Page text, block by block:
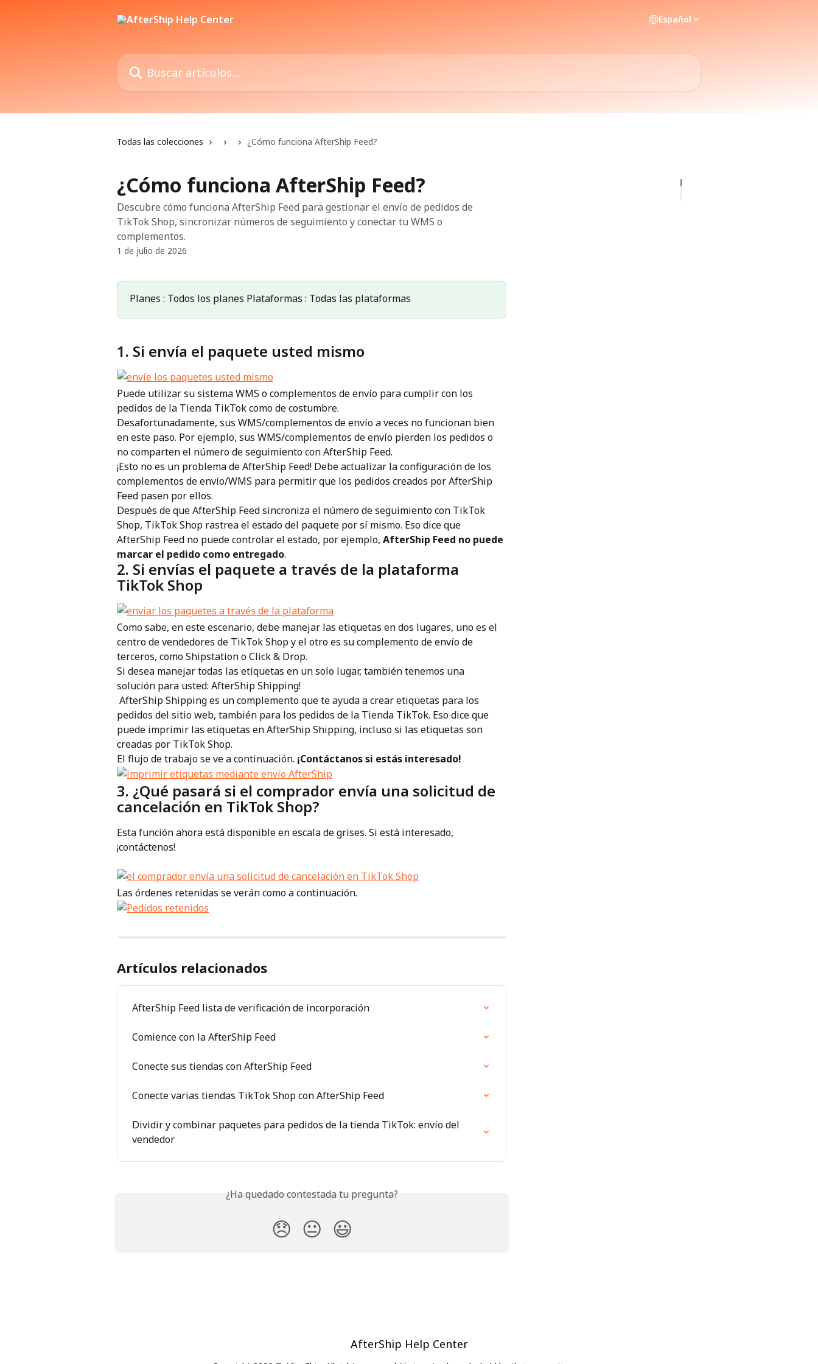
Español
Buscar artículos...
Todas las colecciones ¿Cómo funciona AfterShip Feed?
¿Cómo funciona AfterShip Feed?
Descubre cómo funciona AfterShip Feed para gestionar el envío de pedidos de
TikTok Shop, sincronizar números de seguimiento y conectar tu WMS o
complementos.
1 de julio de 2026
Planes : Todos los planes Plataformas : Todas las plataformas
1. Si envía el paquete usted mismo
Puede utilizar su sistema WMS o complementos de envío para cumplir con los
pedidos de la Tienda TikTok como de costumbre.
Desafortunadamente, sus WMS/complementos de envío a veces no funcionan bien
en este paso. Por ejemplo, sus WMS/complementos de envío pierden los pedidos o
no comparten el número de seguimiento con AfterShip Feed.
¡Esto no es un problema de AfterShip Feed! Debe actualizar la configuración de los
complementos de envío/WMS para permitir que los pedidos creados por AfterShip
Feed pasen por ellos.
Después de que AfterShip Feed sincroniza el número de seguimiento con TikTok
Shop, TikTok Shop rastrea el estado del paquete por sí mismo. Eso dice que
AfterShip Feed no puede controlar el estado, por ejemplo, AfterShip Feed no puede
marcar el pedido como entregado.
2. Si envías el paquete a través de la plataforma
TikTok Shop
Como sabe, en este escenario, debe manejar las etiquetas en dos lugares, uno es el
centro de vendedores de TikTok Shop y el otro es su complemento de envío de
terceros, como Shipstation o Click & Drop.
Si desea manejar todas las etiquetas en un solo lugar, también tenemos una
solución para usted: AfterShip Shipping!
pedidos del sitio web, también para los pedidos de la Tienda TikTok. Eso dice que
puede imprimir las etiquetas en AfterShip Shipping, incluso si las etiquetas son
creadas por TikTok Shop.
El flujo de trabajo se ve a continuación. ¡Contáctanos si estás interesado!
3. ¿Qué pasará si el comprador envía una solicitud de
cancelación en TikTok Shop?
Esta función ahora está disponible en escala de grises. Si está interesado,
¡contáctenos!
Las órdenes retenidas se verán como a continuación.
Artículos relacionados
AfterShip Feed lista de verificación de incorporación
Comience con la AfterShip Feed
Conecte sus tiendas con AfterShip Feed
Conecte varias tiendas TikTok Shop con AfterShip Feed
Dividir y combinar paquetes para pedidos de la tienda TikTok: envío del
vendedor
¿Ha quedado contestada tu pregunta?
😞 😐 😃
AfterShip Help Center